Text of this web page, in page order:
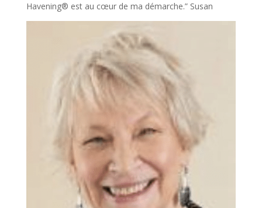
Havening® est au cœur de ma démarche.” Susan